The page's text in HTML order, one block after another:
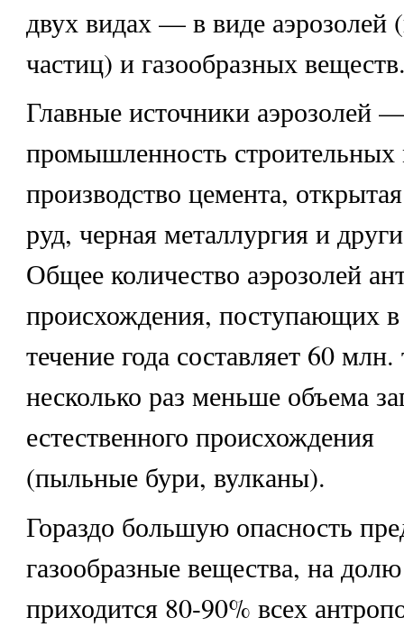
двух видах — в виде аэрозолей
частиц) и газообразных
Главные источники аэрозолей
промышленность строительных
производство цемента,
руд, черная металлургия и
Общее количество аэрозолей
происхождения, поступающих
течение года составляет 60
несколько раз меньше объема
естественного происхождения
(пыльные бури, вулканы).
Гораздо большую опасность
газообразные вещества, на
приходится 80-90% всех